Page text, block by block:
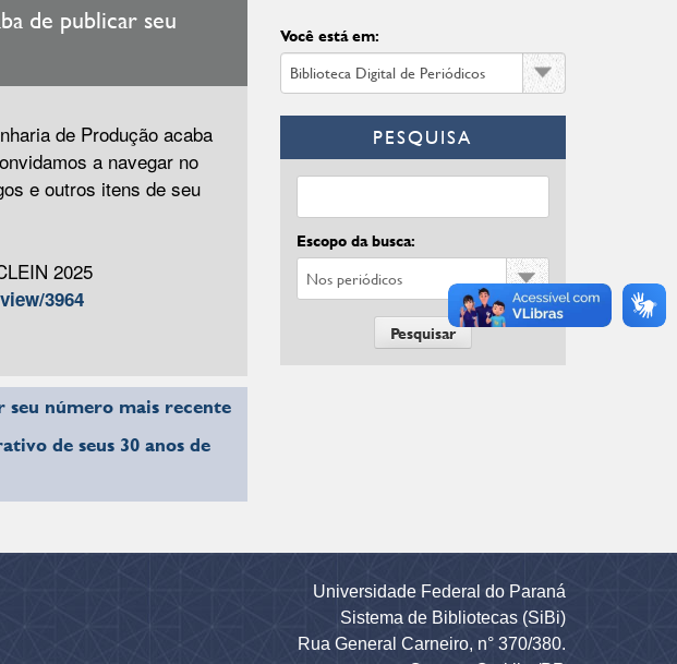
de publicar seu
de Produção acaba
a navegar no
e outros itens de seu
2025
3964
seu número mais recente
de seus 30 anos de
Você está em:
PESQUISA
Escopo da busca:
Universidade Federal do Paraná
Sistema de Bibliotecas (SiBi)
Rua General Carneiro, n° 370/380.